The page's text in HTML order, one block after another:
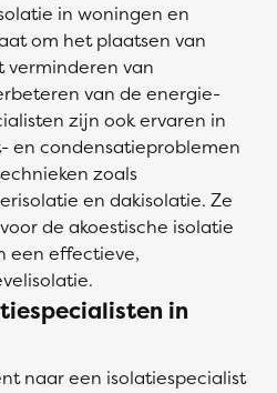
in woningen en
om het plaatsen van
verminderen van
van de energie-
zijn ook ervaren in
en condensatieproblemen
zoals
en dakisolatie. Ze
de akoestische isolatie
een effectieve,
in
naar een isolatiespecialist